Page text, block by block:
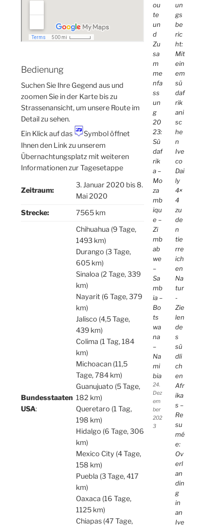
Bedienung
Suchen Sie Ihre Gegend aus und
zoomen Sie in der Karte bis zu
Strassenansicht, um unsere Route im
Detail zu sehen.
Ein Klick auf das
Symbol öffnet
Ihnen den Link zu unserem
Übernachtungsplatz mit weiteren
Informationen zur Tagesetappe
Zeitraum:
3. Januar 2020 bis 8.
Mai 2020
Strecke:
7565 km
Bundesstaaten
USA:
Chihuahua (9 Tage,
1493 km)
Durango (3 Tage,
605 km)
Sinaloa (2 Tage, 339
km)
Nayarit (6 Tage, 379
km)
Jalisco (4,5 Tage,
439 km)
Colima (1 Tag, 184
km)
Michoacan (11,5
Tage, 784 km)
Guanujuato (5 Tage,
182 km)
Queretaro (1 Tag,
198 km)
Hidalgo (6 Tage, 306
km)
Mexico City (4 Tage,
158 km)
Puebla (3 Tage, 417
km)
Oaxaca (16 Tage,
1125 km)
Chiapas (47 Tage,
ou
te
un
d
Zu
sa
m
me
nfa
ss
un
g
20
23:
Sü
daf
rik
a –
Mo
za
mb
iqu
e –
Zi
mb
ab
we
–
Sa
mb
ia –
Bo
ts
wa
na
–
Na
mi
bia
24.
Dez
em
ber
202
3
un
gs
be
ric
ht:
Mit
ein
em
sü
daf
rik
ani
sc
he
n
Ive
co
Dai
ly
4×
4
zu
de
n
tie
rre
ich
en
Na
tur
-
Zie
len
de
s
sü
dli
ch
en
Afr
ika
s –
Re
su
mé
e:
Ov
erl
an
din
g
in
an
Ive